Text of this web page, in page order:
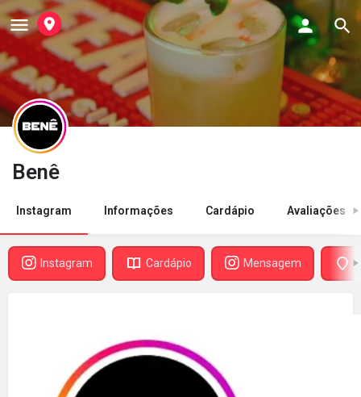
Benê
Instagram Informações Cardápio Avaliações
Instagram Cardápio Mensagem